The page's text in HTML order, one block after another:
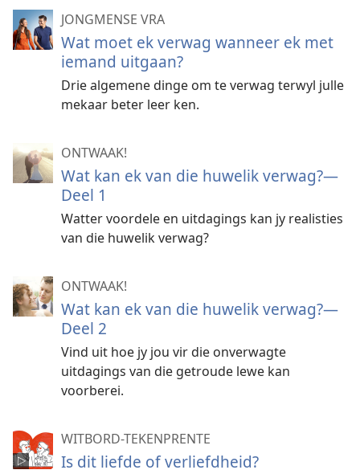
JONGMENSE VRA
Wat moet ek verwag wanneer ek met
iemand uitgaan?
Drie algemene dinge om te verwag terwyl julle
mekaar beter leer ken.
ONTWAAK!
Wat kan ek van die huwelik verwag?—
Deel 1
Watter voordele en uitdagings kan jy realisties
van die huwelik verwag?
ONTWAAK!
Wat kan ek van die huwelik verwag?—
Deel 2
Vind uit hoe jy jou vir die onverwagte
uitdagings van die getroude lewe kan
voorberei.
WITBORD-TEKENPRENTE
Is dit liefde of verliefdheid?